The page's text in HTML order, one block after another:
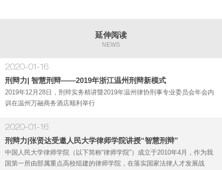
延伸阅读
NEWS
2020-01-16
刑辩力| 智慧刑辩——2019年浙江温州刑辩新模式
2019年12月28日，刑辩实务精讲暨2019年温州律协刑事专业委员会年会内
训在温州万融商务酒店顺利举行
2020-01-16
刑辩力|张贤达受邀人民大学律师学院讲授“智慧刑辩”
中国人民大学律师学院（以下简称“律师学院”）成立于2010年4月，作为我
国第一所由部属重点高校组建的律师学院，在落实国家法律人才发展战